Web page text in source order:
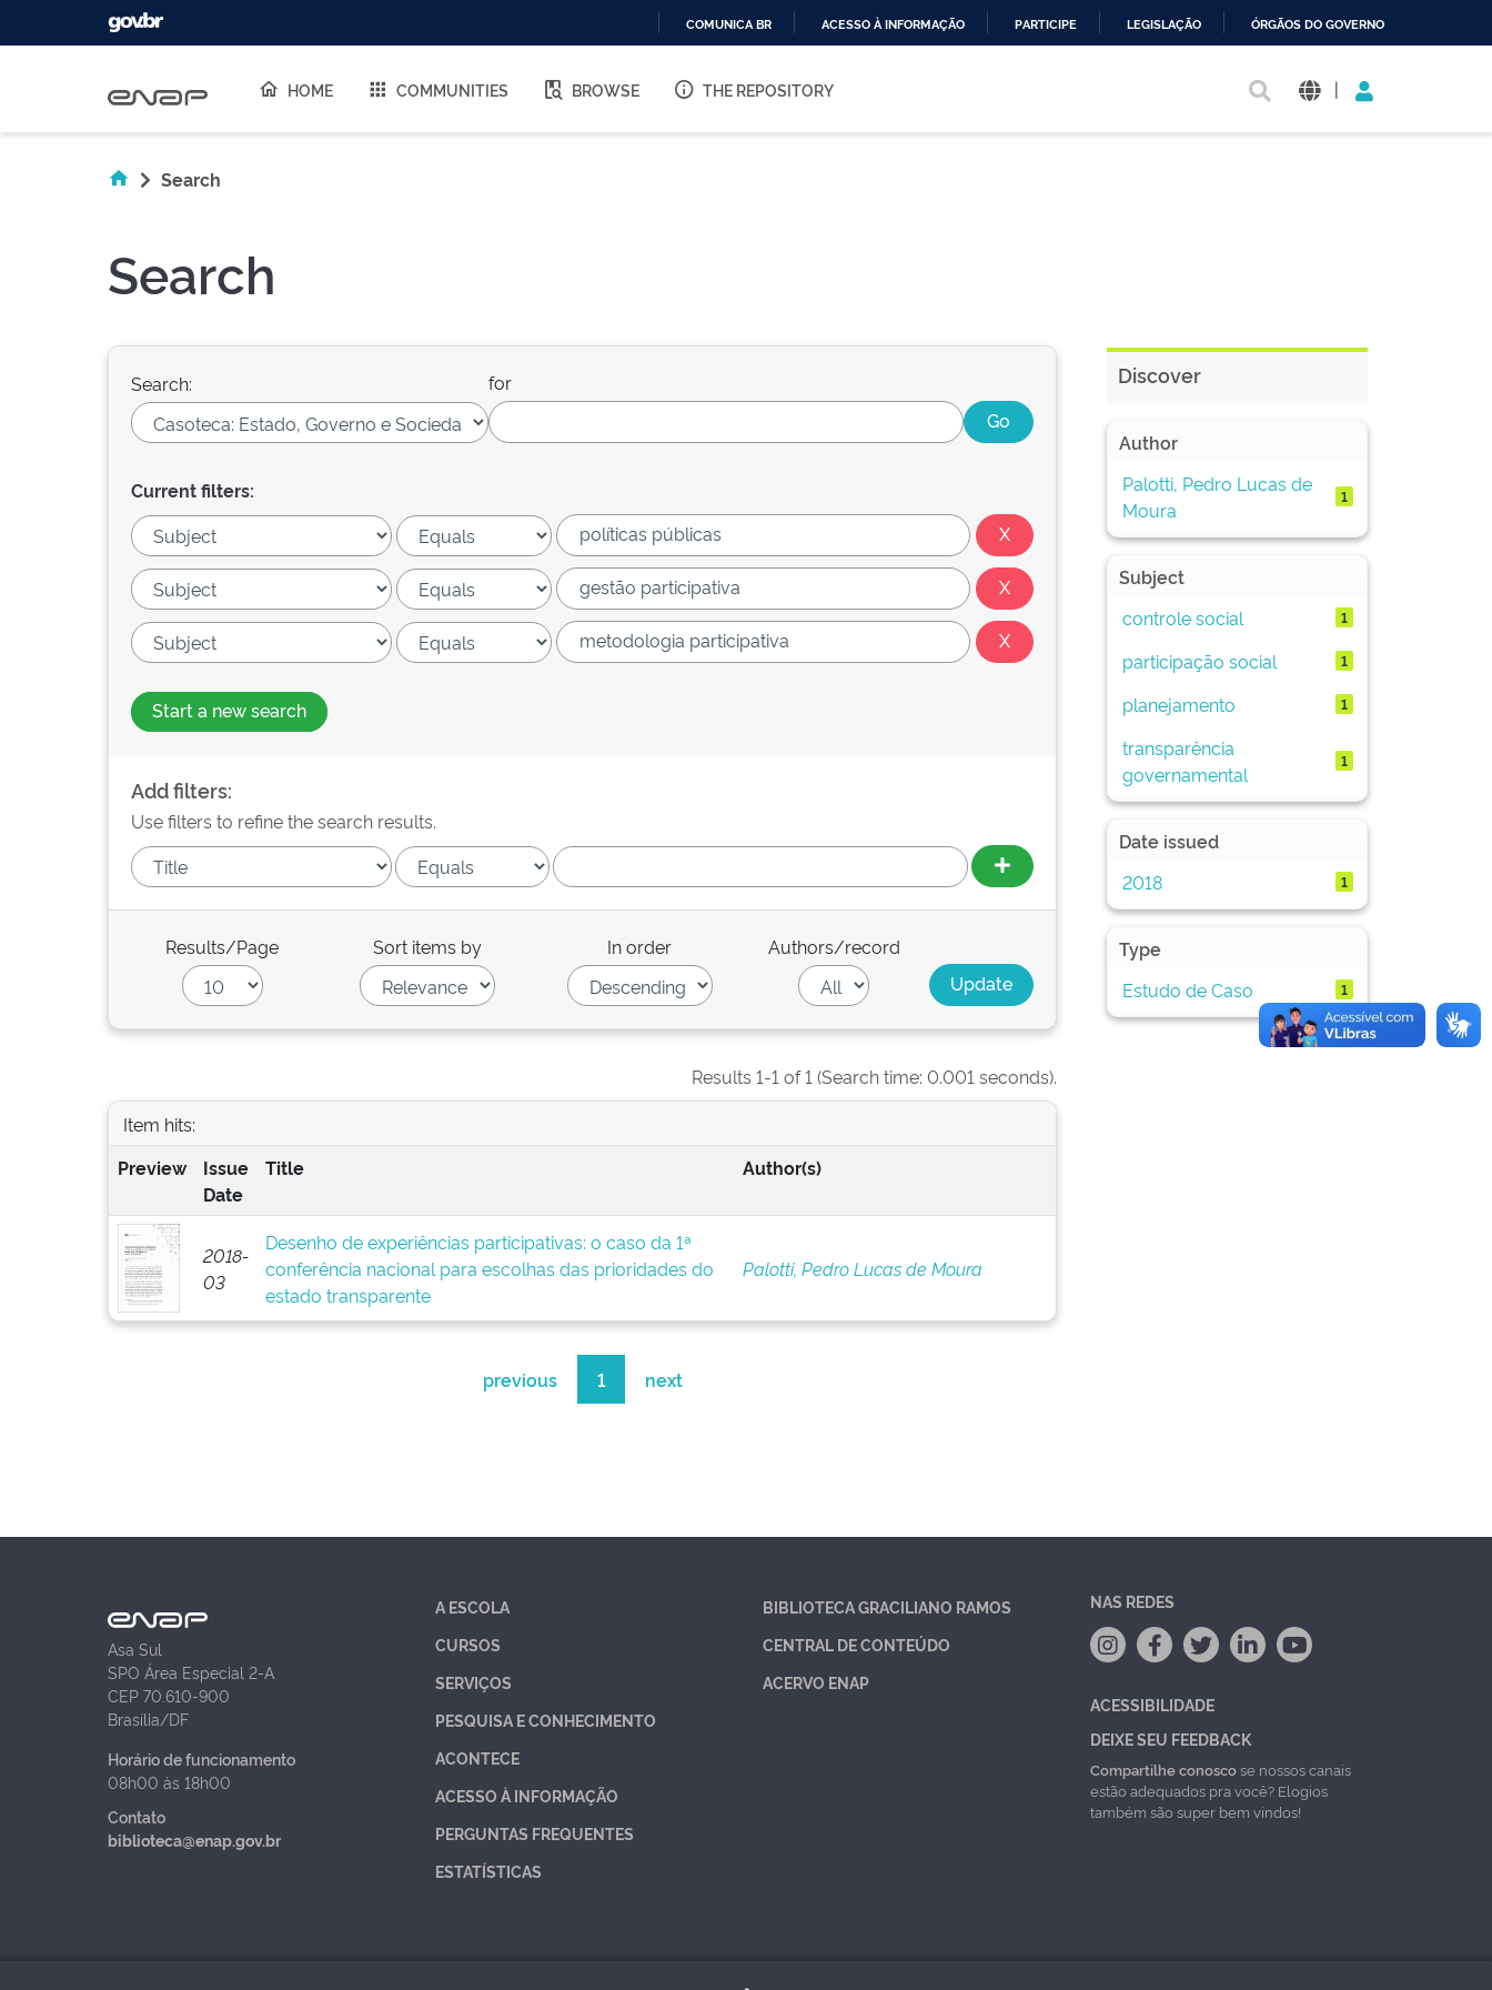
O
COMUNICA BR ACESSO À INFORMAÇÃO PARTICIPE LEGISLAÇÃO ÓRGÃOS DO GOVERNO
HOME COMMUNITIES BROWSE THE REPOSITORY |
Search
Search
Search: for
Current filters:
Start a new search
Add filters:
Use filters to refine the search results.
Results/Page Sort items by In order Authors/record
Results 1-1 of 1 (Search time: 0.001 seconds).
Item hits:
Preview
Issue
Date
Title Author(s)
2018-
03
Desenho de experiências participativas: o caso da 1ª
conferência nacional para escolhas das prioridades do
estado transparente
Palotti, Pedro Lucas de Moura
previous 1 next
Discover
Author
Palotti, Pedro Lucas de
Moura
1
Subject
controle social
1
participação social 1
planejamento 1
transparência
governamental
1
Date issued
2018
1
Type
Estudo de Caso
1
Asa Sul
SPO Área Especial 2-A
CEP 70.610-900
Brasília/DF
Horário de funcionamento
08h00 às 18h00
Contato
biblioteca@enap.gov.br
A ESCOLA
CURSOS
SERVIÇOS
PESQUISA E CONHECIMENTO
ACONTECE
ACESSO À INFORMAÇÃO
PERGUNTAS FREQUENTES
ESTATÍSTICAS
BIBLIOTECA GRACILIANO RAMOS
CENTRAL DE CONTEÚDO
ACERVO ENAP
NAS REDES
ACESSIBILIDADE
DEIXE SEU FEEDBACK
Compartilhe conoscose nossos canais
estão adequados pra você? Elogios
também são super bem vindos!